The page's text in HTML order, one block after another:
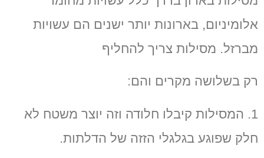
אלומיניום, בארונות יותר ישנים הם עשויות
מברזל. מסילות צריך להחליף
רק בשלושה מקרים והם:
1. המסילות קיבלו חלודה וזה יוצר משטח לא
חלק שפוגע בגלגלי הזזה של הדלתות.